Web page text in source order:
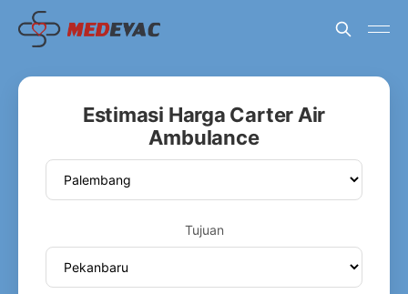
Estimasi Harga Carter Air
Ambulance
Tujuan